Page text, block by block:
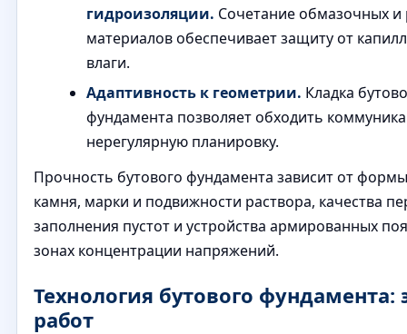
гидроизоляции. Сочетание обмазочных и
материалов обеспечивает защиту от
влаги.
Адаптивность к геометрии. Кладка
фундамента позволяет обходить
нерегулярную планировку.
Прочность бутового фундамента зависит от
камня, марки и подвижности раствора, качества
заполнения пустот и устройства армированных
зонах концентрации напряжений.
Технология бутового фундамента:
работ